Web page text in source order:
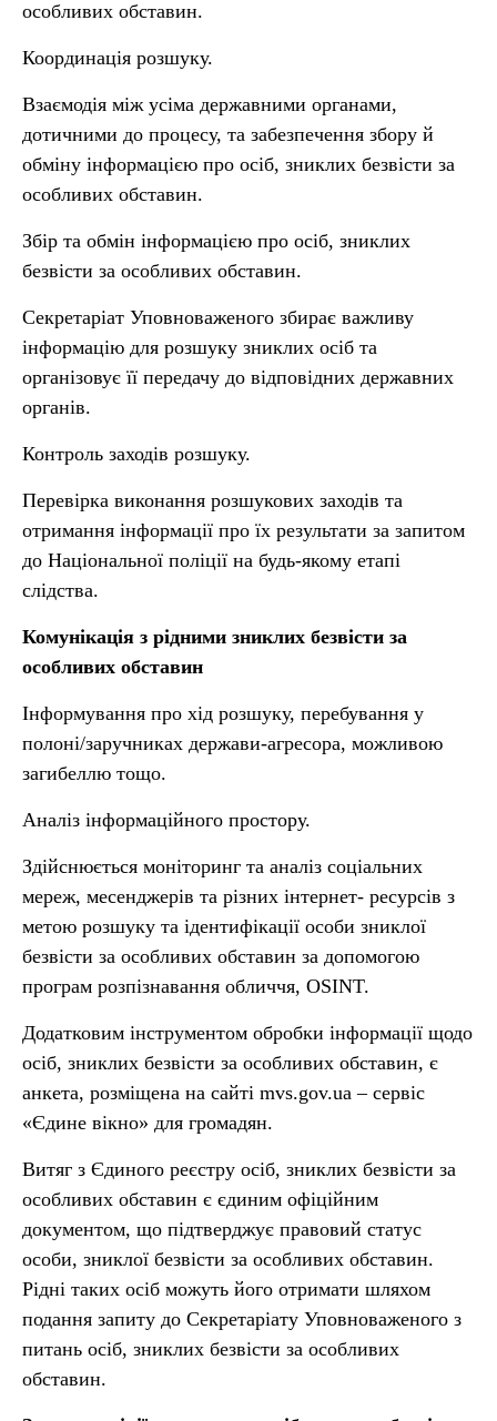
особливих обставин.
Координація розшуку.
Взаємодія між усіма державними органами,
дотичними до процесу, та забезпечення збору й
обміну інформацією про осіб, зниклих безвісти за
особливих обставин.
Збір та обмін інформацією про осіб, зниклих
безвісти за особливих обставин.
Секретаріат Уповноваженого збирає важливу
інформацію для розшуку зниклих осіб та
організовує її передачу до відповідних державних
органів.
Контроль заходів розшуку.
Перевірка виконання розшукових заходів та
отримання інформації про їх результати за запитом
до Національної поліції на будь-якому етапі
слідства.
Комунікація з рідними зниклих безвісти за
особливих обставин
Інформування про хід розшуку, перебування у
полоні/заручниках держави-агресора, можливою
загибеллю тощо.
Аналіз інформаційного простору.
Здійснюється моніторинг та аналіз соціальних
мереж, месенджерів та різних інтернет- ресурсів з
метою розшуку та ідентифікації особи зниклої
безвісти за особливих обставин за допомогою
програм розпізнавання обличчя, OSINT.
Додатковим інструментом обробки інформації щодо
осіб, зниклих безвісти за особливих обставин, є
анкета, розміщена на сайті mvs.gov.ua – сервіс
«Єдине вікно» для громадян.
Витяг з Єдиного реєстру осіб, зниклих безвісти за
особливих обставин є єдиним офіційним
документом, що підтверджує правовий статус
особи, зниклої безвісти за особливих обставин.
Рідні таких осіб можуть його отримати шляхом
подання запиту до Секретаріату Уповноваженого з
питань осіб, зниклих безвісти за особливих
обставин.